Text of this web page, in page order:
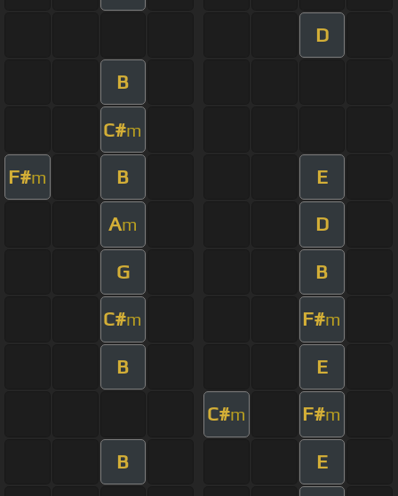
D
B
C#m
F#m B E
Am D
G B
C#m F#m
B E
C#m F#m
B E